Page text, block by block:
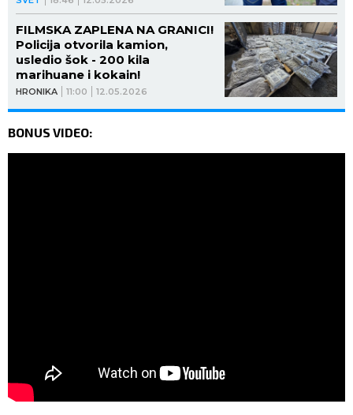
HRONIKA 11:00 12.05.2026
FILMSKA ZAPLENA NA GRANICI!
Policija otvorila kamion,
usledio šok - 200 kila
marihuane i kokain!
BONUS VIDEO: